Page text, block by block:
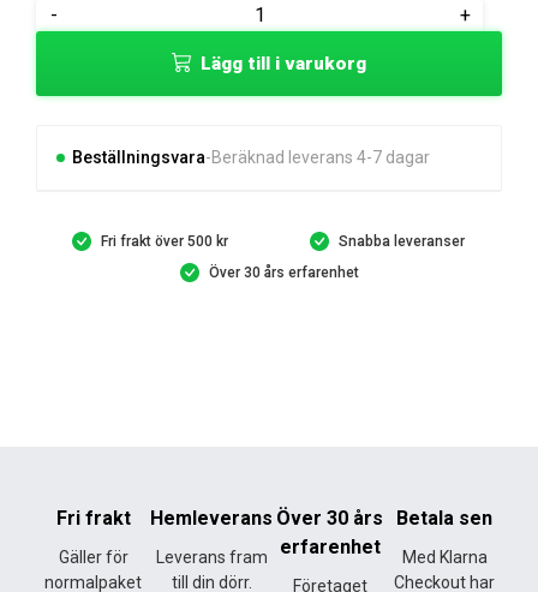
-
BRACKET
KOVA
mängd
+
Lägg till i varukorg
Beställningsvara Beräknad leverans 4-7 dagar
Fri frakt över 500 kr
Snabba leveranser
Över 30 års erfarenhet
Fri frakt
Gäller för
normalpaket
Hemleverans
Leverans fram
till din dörr.
Över 30 års
erfarenhet
Företaget
Betala sen
Med Klarna
Checkout har